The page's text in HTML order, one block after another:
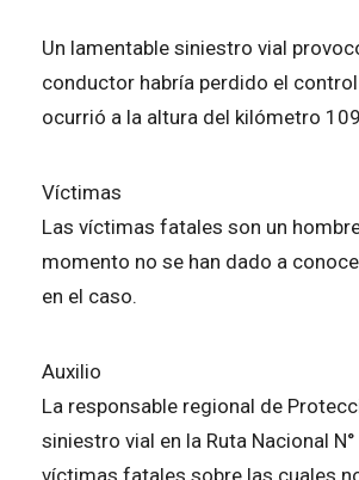
Un lamentable siniestro vial
conductor habría perdido el
ocurrió a la altura del kilómetro
Víctimas
Las víctimas fatales son un
momento no se han dado a
en el caso.
Auxilio
La responsable regional de
siniestro vial en la Ruta Nacional